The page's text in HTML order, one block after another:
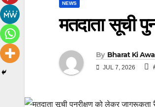
NEWS
मतदाता सूची
By Bharat Ki
JUL 7, 2026